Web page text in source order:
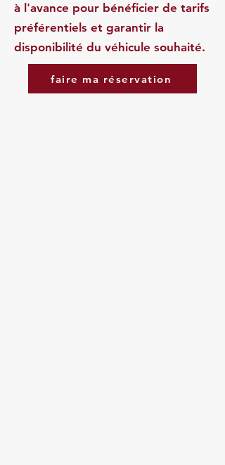
à l'avance pour bénéficier de tarifs
préférentiels et garantir la
disponibilité du véhicule souhaité.
faire ma réservation